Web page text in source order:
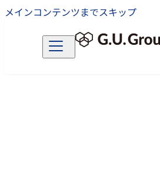
メインコンテンツまでスキップ